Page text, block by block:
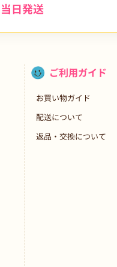
当日発送
ご利用ガイド
お買い物ガイド
配送について
返品・交換について